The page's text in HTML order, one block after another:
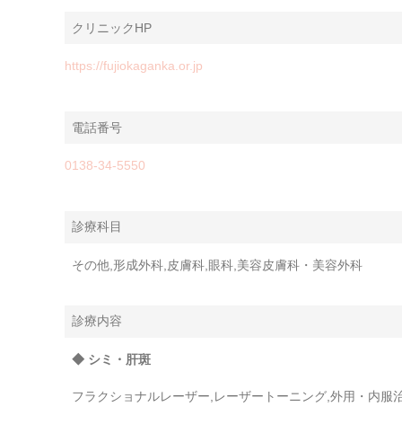
クリニックHP
https://fujiokaganka.or.jp
電話番号
0138-34-5550
診療科目
その他,形成外科,皮膚科,眼科,美容皮膚科・美容外科
診療内容
◆ シミ・肝斑
フラクショナルレーザー,レーザートーニング,外用・内服